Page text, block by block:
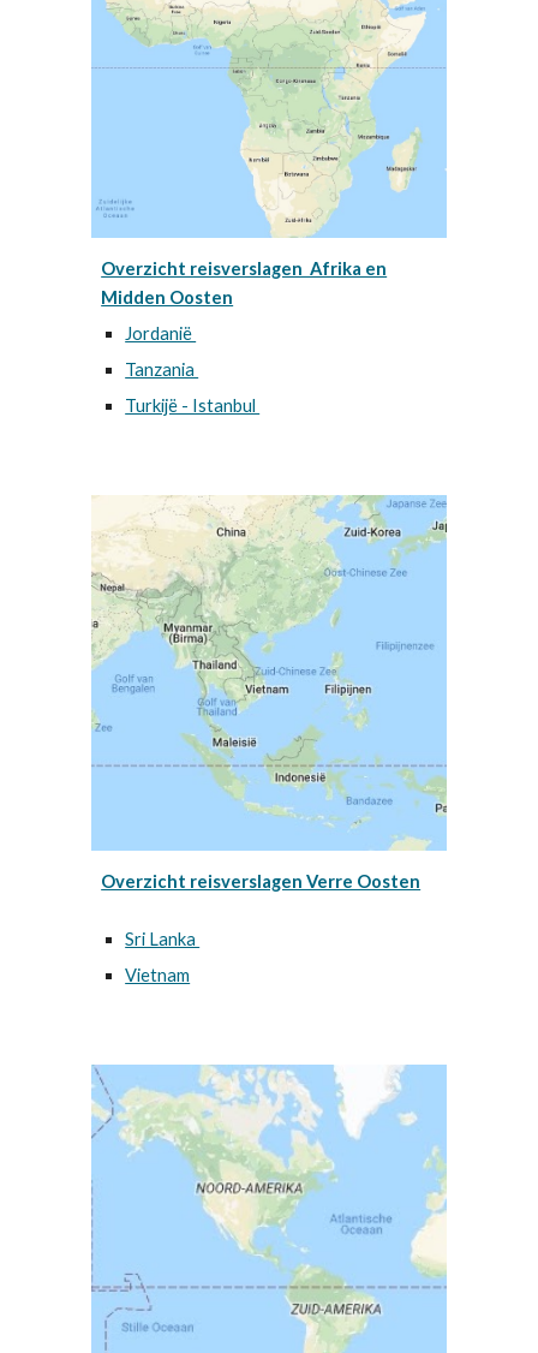
Overzicht reisverslagen Afrika en
Midden Oosten
Jordanië
Tanzania
Turkijë - Istanbul
Overzicht reisverslagen Verre Oosten
Sri Lanka
Vietnam